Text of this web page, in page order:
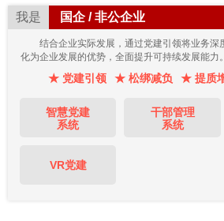
我是 国企 / 非公企业
结合企业实际发展，通过党建引领将业务深
化为企业发展的优势，全面提升可持续发展能力。
★ 党建引领 ★ 松绑减负 ★ 提质
智慧党建
系统
干部管理
系统
VR党建